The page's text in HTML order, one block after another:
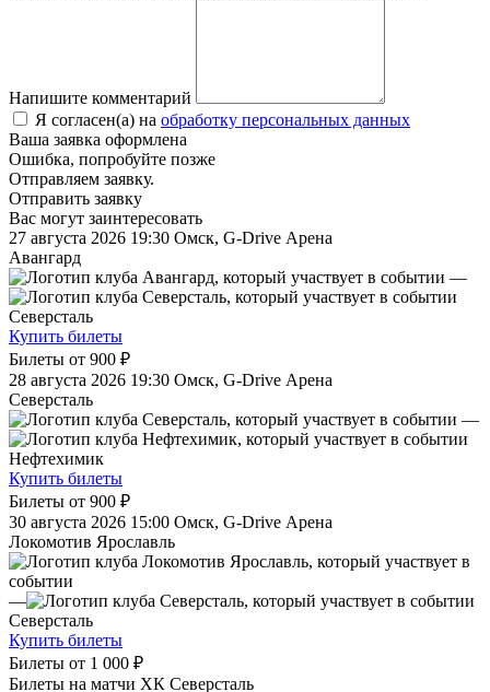
Напишите комментарий
Я согласен(а) на обработку персональных данных
Ваша заявка оформлена
Ошибка, попробуйте позже
Отправляем заявку.
Отправить заявку
Вас могут заинтересовать
27 августа 2026 19:30 Омск, G-Drive Арена
Авангард
—
Северсталь
Купить билеты
Билеты от 900 ₽
28 августа 2026 19:30 Омск, G-Drive Арена
Северсталь
—
Нефтехимик
Купить билеты
Билеты от 900 ₽
30 августа 2026 15:00 Омск, G-Drive Арена
Локомотив Ярославль
—
Северсталь
Купить билеты
Билеты от 1 000 ₽
Билеты на матчи ХК Северсталь